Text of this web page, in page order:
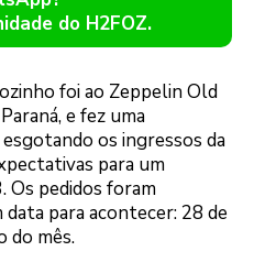
do H2FOZ.
foi ao Zeppelin Old
e fez uma
os ingressos da
para um
pedidos foram
para acontecer: 28 de
do mês.